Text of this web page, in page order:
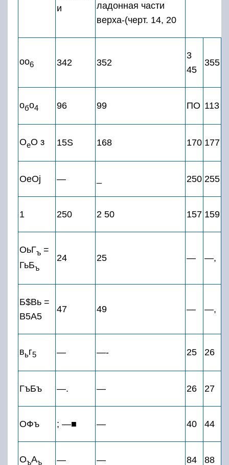
и
ладонная части
верха-(черт. 14, 20
оо6 342 352
3
45
355
обо4 96 99 ПО 113
ОеО з 15S 168 170 177
OeOj — 250 255
1 250 2 50 157 159
ОьГъ =
ГьБъ
24 25 — —,
Б$Вь =
В5А5
47 49 — —,
вьг5 — —- 25 26
ГъБъ —. — 26 27
ОФъ ; —■ — 40 44
ОъАъ — — 84 88